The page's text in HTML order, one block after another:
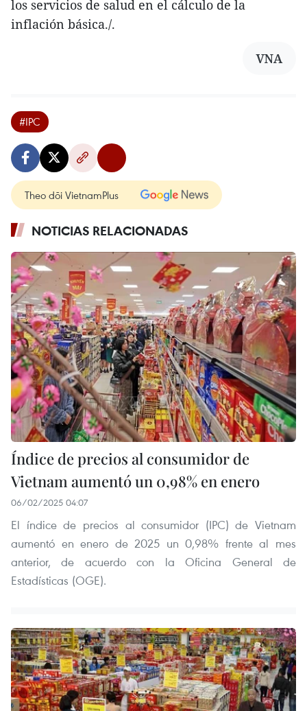
los servicios de salud en el cálculo de la
inflación básica./.
VNA
#IPC
Theo dõi VietnamPlus
NOTICIAS RELACIONADAS
Índice de precios al consumidor de
Vietnam aumentó un 0,98% en enero
06/02/2025 04:07
El índice de precios al consumidor (IPC) de Vietnam
aumentó en enero de 2025 un 0,98% frente al mes
anterior, de acuerdo con la Oficina General de
Estadísticas (OGE).